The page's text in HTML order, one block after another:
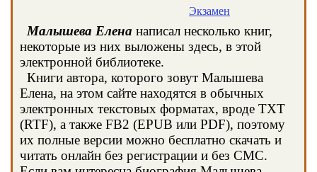
Экзамен
Малышева Елена написал несколько книг,
некоторые из них выложены здесь, в этой
электронной библиотеке.
Книги автора, которого зовут Малышева
Елена, на этом сайте находятся в обычных
электронных текстовых форматах, вроде TXT
(RTF), а также FB2 (EPUB или PDF), поэтому
их полные версии можно бесплатно скачать и
читать онлайн без регистрации и без СМС.